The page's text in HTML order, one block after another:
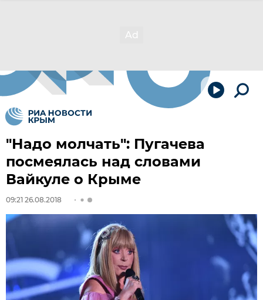
"Надо молчать": Пугачева
посмеялась над словами
Вайкуле о Крыме
09:21 26.08.2018